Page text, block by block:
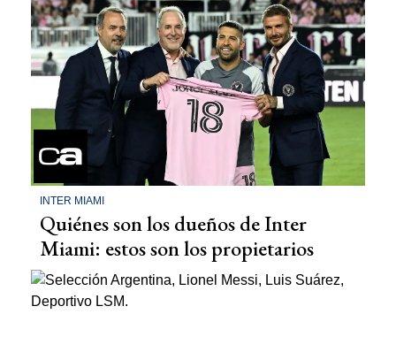
INTER MIAMI
Quiénes son los dueños de Inter
Miami: estos son los propietarios